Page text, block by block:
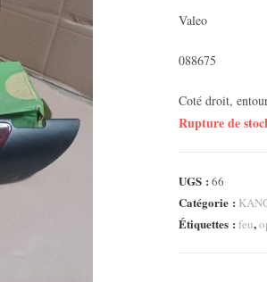
actuel
20,00 €.
Valeo
088675
Coté droit,
Rupture de
UGS : 66
Catégorie :
Étiquettes : feu,